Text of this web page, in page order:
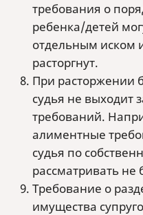
требования о
ребенка/детей
отдельным иском
расторгнут.
При расторжении
судья не выходит
требований.
алиментные
судья по
рассматривать не
Требование о
имущества